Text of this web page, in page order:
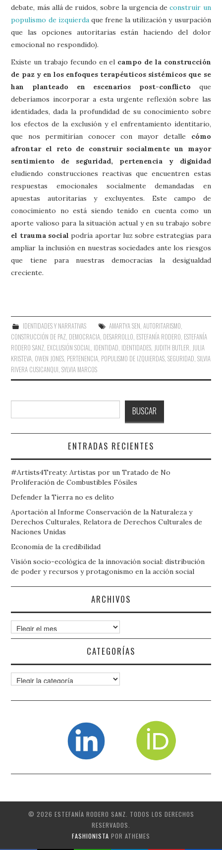
debate, más allá de ruidos, sobre la urgencia deconstruir un
populismo de izquierdaque frene la utilización y usurpación
que las opciones autoritarias están haciendo del dolor
emocional no respondido).
Existe un trabajo fecundo en el campo de la construcción
de paz y en los enfoques terapéuticos sistémicos que se
han planteado en escenarios post-conflicto que
deberíamos incorporar a esta urgente reflexión sobre las
identidades, dada la profundidad de su conocimiento sobre
los efectos de la exclusión y el enfrentamiento identitario,
que nos permitirían conocer con mayor detalle cómo
afrontar el reto de construir socialmente un mayor
sentimiento de seguridad, pertenencia y dignidad
eludiendo construcciones reactivas que encuentren estas
respuestas emocionales socialmente demandadas en
apuestas autoritarias y excluyentes. Este campo de
conocimiento no está siendo tenido en cuenta como un
aporte valioso para la situación actual y en su trabajo sobre
el trauma social podría aportar luz sobre estrategias para
ampliar la inclusión en nuestras sociedades ante los riesgos
que tiene para nuestras democracias la desigualdad
creciente.
IDENTIDADES Y NARRATIVAS AMARTYA SEN AUTORITARISMO
CONSTRUCCIÓN DE PAZ DEMOCRACIA DESARROLLO ESTEFANÍA RODERO ESTEFANÍA
RODERO SANZ EXCLUSIÓN SOCIAL IDENTIDAD IDENTIDADES JUDITH BUTLER JULIA
KRISTEVA OWEN JONES PERTENENCIA POPULISMO DE IZQUIERDAS ,SEGURIDAD ,SILVIA
RIVERA CUSICANQUI ,SYLVIA MARCOS
BUSCAR
ENTRADAS RECIENTES
#Artists4Treaty: Artistas por un Tratado de No
Proliferación de Combustibles Fósiles
Defender la Tierra no es delito
Aportación al Informe Conservación de la Naturaleza y
Derechos Culturales, Relatora de Derechos Culturales de
Naciones Unidas
Economía de la credibilidad
Visión socio-ecológica de la innovación social: distribución
de poder y recursos y protagonismo en la acción social
ARCHIVOS
Archivos
CATEGORÍAS
Categorías
© 2026 ESTEFANÍA RODERO SANZ. TODOS LOS DERECHOS
RESERVADOS.
FASHIONISTA POR ATHEMES